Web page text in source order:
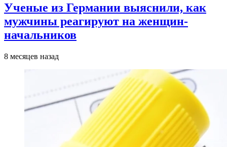
Ученые из Германии выяснили, как
мужчины реагируют на женщин-
начальников
8 месяцев назад